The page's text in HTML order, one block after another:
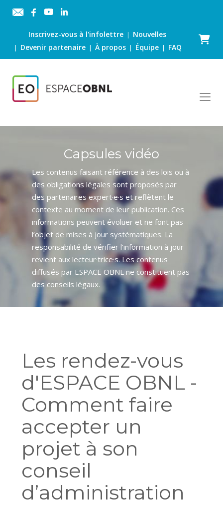
Inscrivez-vous à l'infolettre| Nouvelles
| Devenir partenaire |À propos | Équipe | FAQ
Panier
Capsules vidéo
Les contenus faisant référence à des lois ou à
des obligations légales sont proposés par
des partenaires expert·e·s et reflètent le
contexte au moment de leur publication. Ces
informations peuvent évoluer et ne font pas
l’objet de mises à jour systématiques. La
responsabilité de vérifier l’information à jour
revient aux lecteur·trice·s. Les contenus
diffusés par ESPACE OBNL ne constituent pas
des conseils légaux.
Les rendez-vous
d'ESPACE OBNL -
Comment faire
accepter un
projet à son
conseil
d’administration